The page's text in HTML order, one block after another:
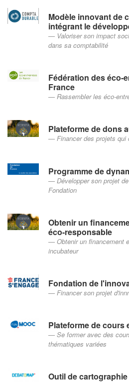
Modèle innovant de
intégrant le
Valoriser son impact
dans sa comptabilité
Fédération des éco-
France
Rassembler les éco-
Plateforme de dons
Financer des projets qui
Programme de
Développer son projet
Fondation
Obtenir un
éco-responsable
Obtenir un financement
incubateur
Fondation de
Financer son projet
Plateforme de cours
Se former avec des
thématiques variées
Outil de